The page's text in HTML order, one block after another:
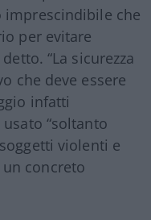
che
per evitare
“La sicurezza
che deve essere
infatti
“soltanto
violenti e
concreto